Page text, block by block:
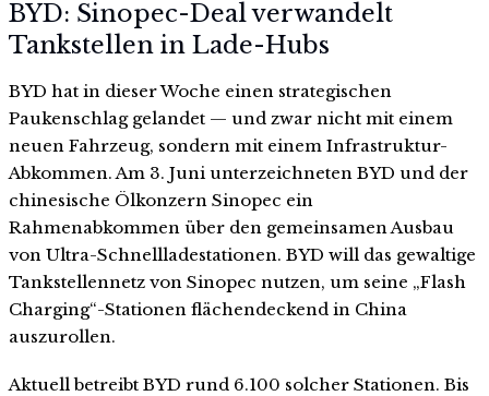
BYD: Sinopec-Deal verwandelt
Tankstellen in Lade-Hubs
BYD hat in dieser Woche einen strategischen
Paukenschlag gelandet — und zwar nicht mit einem
neuen Fahrzeug, sondern mit einem Infrastruktur-
Abkommen. Am 3. Juni unterzeichneten BYD und der
chinesische Ölkonzern Sinopec ein
Rahmenabkommen über den gemeinsamen Ausbau
von Ultra-Schnellladestationen. BYD will das gewaltige
Tankstellennetz von Sinopec nutzen, um seine „Flash
Charging“-Stationen flächendeckend in China
auszurollen.
Aktuell betreibt BYD rund 6.100 solcher Stationen. Bis